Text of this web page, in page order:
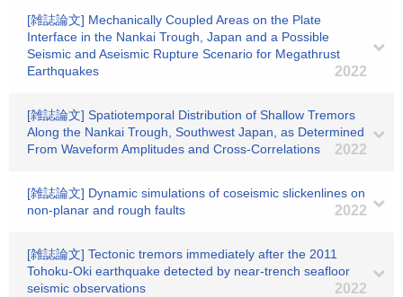
[雑誌論文] Mechanically Coupled Areas on the Plate
Interface in the Nankai Trough, Japan and a Possible
Seismic and Aseismic Rupture Scenario for Megathrust
Earthquakes
2022
[雑誌論文] Spatiotemporal Distribution of Shallow Tremors
Along the Nankai Trough, Southwest Japan, as Determined
From Waveform Amplitudes and Cross‐Correlations
2022
[雑誌論文] Dynamic simulations of coseismic slickenlines on
non-planar and rough faults
2022
[雑誌論文] Tectonic tremors immediately after the 2011
Tohoku-Oki earthquake detected by near-trench seafloor
seismic observations
2022